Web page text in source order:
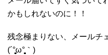
かもしれないのに！！
残念極まりない、メールチ
(´°̥̥̥̥̥̥̥̥ω°̥̥̥̥̥̥̥̥｀)